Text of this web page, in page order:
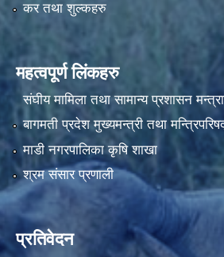
कर तथा शुल्कहरु
महत्वपूर्ण लिंकहरु
संघीय मामिला तथा सामान्य प्रशासन
बागमती प्रदेश मुख्यमन्त्री तथा
माडी नगरपालिका कृषि शाखा
श्रम संसार प्रणाली
प्रतिवेदन